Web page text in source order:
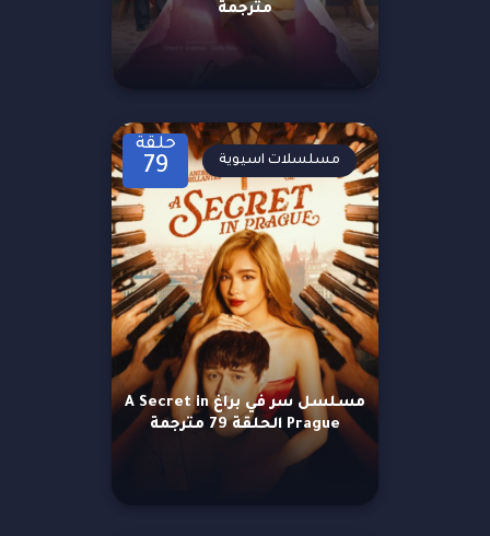
مترجمة
حلقة
79
مسلسل سر في براغ A Secret in
Prague الحلقة 79 مترجمة
مسلسلات اسيوية